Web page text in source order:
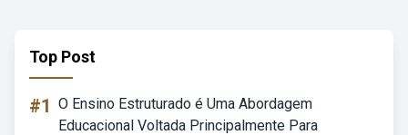
Top Post
#1 O Ensino Estruturado é Uma Abordagem
Educacional Voltada Principalmente Para